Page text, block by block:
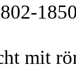
mit